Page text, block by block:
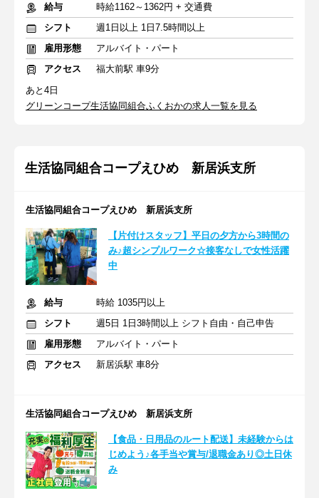
給与
時給1162～1362円 + 交通費
シフト
週1日以上 1日7.5時間以上
雇用形態
アルバイト・パート
アクセス
福大前駅 車9分
あと4日
グリーンコープ生活協同組合ふくおかの求人一覧を見る
生活協同組合コープえひめ 新居浜支所
生活協同組合コープえひめ 新居浜支所
【片付けスタッフ】平日の夕方から3時間の
み♪超シンプルワーク☆接客なしで女性活躍
中
給与
時給 1035円以上
シフト
週5日 1日3時間以上 シフト自由・自己申告
雇用形態
アルバイト・パート
アクセス
新居浜駅 車8分
生活協同組合コープえひめ 新居浜支所
【食品・日用品のルート配送】未経験からは
じめよう♪各手当や賞与/退職金あり◎土日休
み